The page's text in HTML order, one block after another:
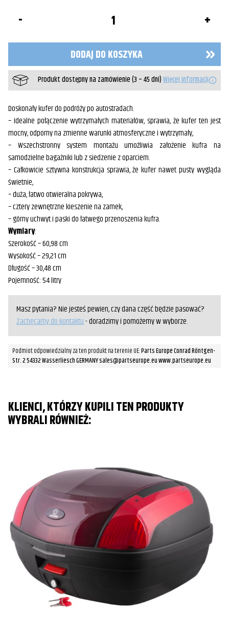
TR3300DE
DODAJ DO KOSZYKA
Produkt dostępny na zamówienie (3 – 45 dni)Więcej informacji
Doskonały kufer do podróży po autostradach.
– Idealne połączenie wytrzymałych materiałów, sprawia, że kufer ten jest
mocny, odporny na zmienne warunki atmosferyczne i wytrzymały,
– Wszechstronny system montażu umożliwia założenie kufra na
samodzielne bagażniki lub z siedzenie z oparciem.
– Całkowicie sztywna konstrukcja sprawia, że kufer nawet pusty wygląda
świetnie,
– duża, łatwo otwieralna pokrywa,
– cztery zewnętrzne kieszenie na zamek,
– górny uchwyt i paski do łatwego przenoszenia kufra.
Wymiary:
Szerokość – 60,98 cm
Wysokość – 29,21 cm
Długość – 30,48 cm
Pojemność: 54 litry
Masz pytania? Nie jesteś pewien, czy dana część będzie pasować?
Zachęcamy do kontaktu- doradzimy i pomożemy w wyborze.
Podmiot odpowiedzialny za ten produkt na terenie UE:Parts Europe Conrad Röntgen-
Str. 2 54332 Wasserliesch GERMANY sales@partseurope.eu www.partseurope.eu
KLIENCI, KTÓRZY KUPILI TEN PRODUKTY
WYBRALI RÓWNIEŻ: